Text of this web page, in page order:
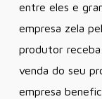
entre eles e
empresa zela
produtor
venda do seu
empresa